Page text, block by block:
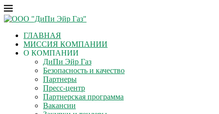
ГЛАВНАЯ
МИССИЯ КОМПАНИИ
О КОМПАНИИ
ДиПи Эйр Газ
Безопасность и качество
Партнеры
Пресс-центр
Партнерская программа
Вакансии